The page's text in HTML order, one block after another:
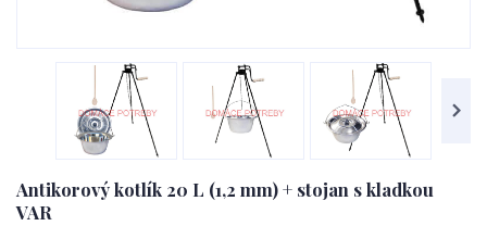
Antikorový kotlík 20 L (1,2 mm) + stojan s kladkou
VAR